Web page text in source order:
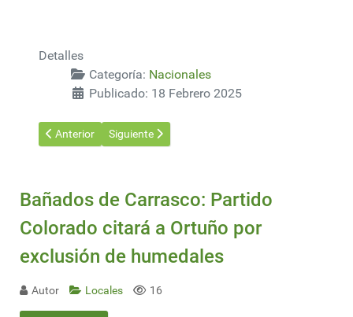
Detalles
Categoría: Nacionales
Publicado: 18 Febrero 2025
Artículo anterior: La canola se ha convertido en un cultivo de
Anterior Artículo siguiente: MGAP declaró estado de
Siguiente
Bañados de Carrasco: Partido
Colorado citará a Ortuño por
exclusión de humedales
Autor Locales 16